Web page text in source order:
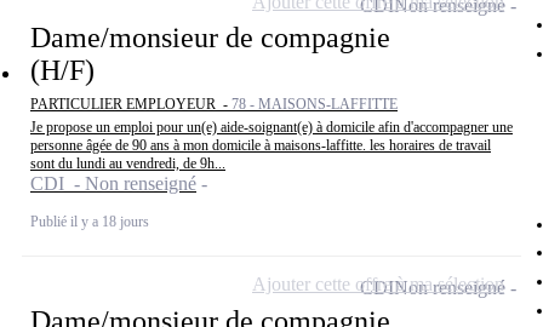
Dame/monsieur de compagnie
(H/F)
PARTICULIER EMPLOYEUR - 78 - MAISONS-LAFFITTE
Je propose un emploi pour un(e) aide-soignant(e) à domicile afin d'accompagner une
personne âgée de 90 ans à mon domicile à maisons-laffitte. les horaires de travail
sont du lundi au vendredi, de 9h...
CDI - Non renseigné
Publié il y a 18 jours
CDINon renseigné
CDINon renseigné
Ajouter cette offre à ma sélection